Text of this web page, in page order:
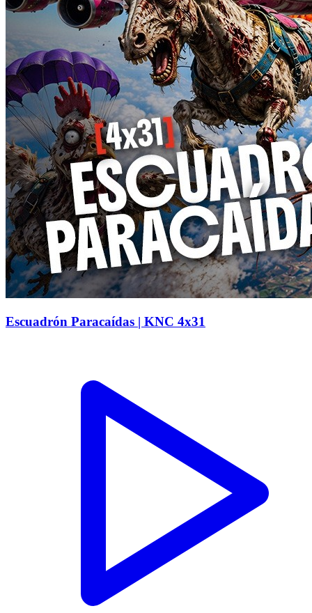
Escuadrón Paracaídas | KNC 4x31